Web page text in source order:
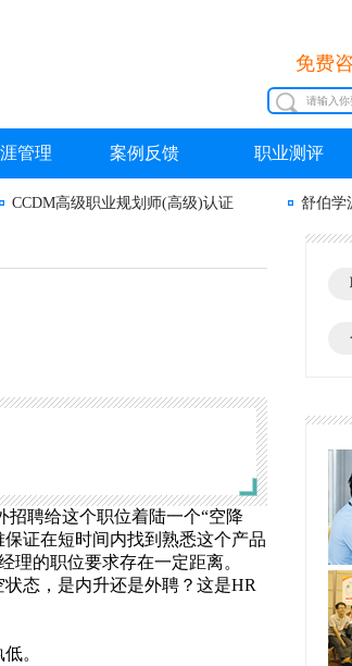
免费
管理 案例反馈 职业测评
CCDM高级职业规划师(高级)认证 舒伯学
聘给这个职位着陆一个“空降
证在短时间内找到熟悉这个产品
理的职位要求存在一定距离。
态，是内升还是外聘？这是HR
。